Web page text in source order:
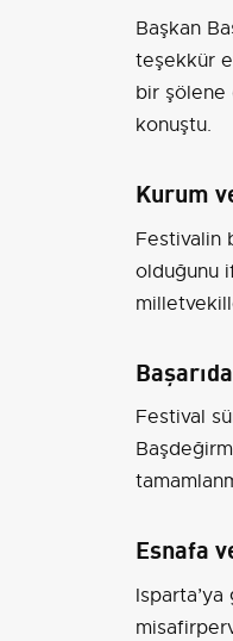
Başkan
teşekkür
bir şölene
konuştu.
Kurum
Festivalin
olduğunu
Festival
Esnafa